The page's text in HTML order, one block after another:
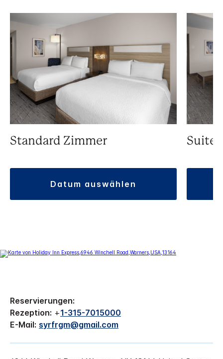
Standard Zimmer
datum auswählen
Suite
Reservierungen:
Rezeption: +1-315-7015000
E-Mail: syrfrgm@gmail.com